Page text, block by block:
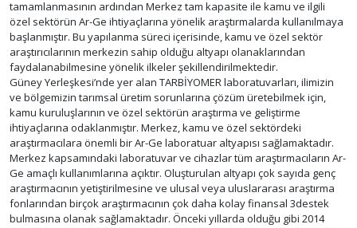
tamamlanmasının ardından Merkez tam kapasite ile kamu ve ilgili
özel sektörün Ar-Ge ihtiyaçlarına yönelik araştırmalarda kullanılmaya
başlanmıştır. Bu yapılanma süreci içerisinde, kamu ve özel sektör
araştırıcılarının merkezin sahip olduğu altyapı olanaklarından
faydalanabilmesine yönelik ilkeler şekillendirilmektedir.
Güney Yerleşkesi’nde yer alan TARBİYOMER laboratuvarları, ilimizin
ve bölgemizin tarımsal üretim sorunlarına çözüm üretebilmek için,
kamu kuruluşlarının ve özel sektörün araştırma ve geliştirme
ihtiyaçlarına odaklanmıştır. Merkez, kamu ve özel sektördeki
araştırmacılara önemli bir Ar-Ge laboratuar altyapısı sağlamaktadır.
Merkez kapsamındaki laboratuvar ve cihazlar tüm araştırmacıların Ar-
Ge amaçlı kullanımlarına açıktır. Oluşturulan altyapı çok sayıda genç
araştırmacının yetiştirilmesine ve ulusal veya uluslararası araştırma
fonlarından birçok araştırmacının çok daha kolay finansal 3destek
bulmasına olanak sağlamaktadır. Önceki yıllarda olduğu gibi 2014